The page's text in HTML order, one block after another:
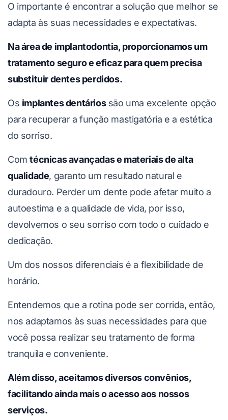
O importante é encontrar a solução que melhor se
adapta às suas necessidades e expectativas.
Na área de implantodontia, proporcionamos um
tratamento seguro e eficaz para quem precisa
substituir dentes perdidos.
Os implantes dentáriossão uma excelente opção
para recuperar a função mastigatória e a estética
do sorriso.
Comtécnicas avançadas e materiais de alta
qualidade, garanto um resultado natural e
duradouro. Perder um dente pode afetar muito a
autoestima e a qualidade de vida, por isso,
devolvemos o seu sorriso com todo o cuidado e
dedicação.
Um dos nossos diferenciais é a flexibilidade de
horário.
Entendemos que a rotina pode ser corrida, então,
nos adaptamos às suas necessidades para que
você possa realizar seu tratamento de forma
tranquila e conveniente.
Além disso, aceitamos diversos convênios,
facilitando ainda mais o acesso aos nossos
serviços.